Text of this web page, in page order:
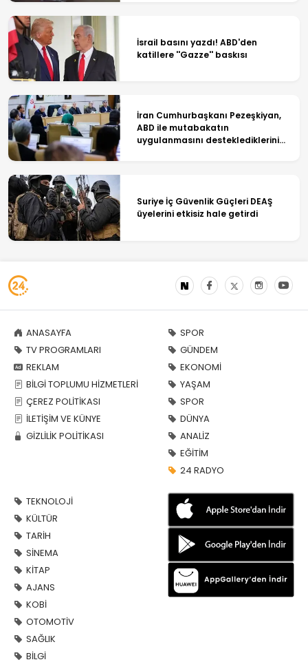
İsrail basını yazdı! ABD'den
katillere ''Gazze'' baskısı
İran Cumhurbaşkanı Pezeşkiyan,
ABD ile mutabakatın
uygulanmasını desteklediklerini
Suriye İç Güvenlik Güçleri DEAŞ
üyelerini etkisiz hale getirdi
ANASAYFA
TV PROGRAMLARI
REKLAM
BİLGİ TOPLUMU HİZMETLERİ
ÇEREZ POLİTİKASI
İLETİŞİM VE KÜNYE
GİZLİLİK POLİTİKASI
SPOR
GÜNDEM
EKONOMİ
YAŞAM
SPOR
DÜNYA
ANALİZ
EĞİTİM
24 RADYO
TEKNOLOJİ
KÜLTÜR
TARİH
SİNEMA
KİTAP
AJANS
KOBİ
OTOMOTİV
SAĞLIK
BİLGİ